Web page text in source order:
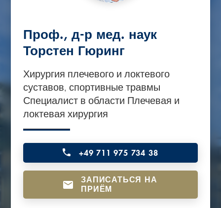
Проф., д-р мед. наук
Торстен Гюринг
Хирургия плечевого и локтевого
суставов, спортивные травмы
Специалист в области Плечевая и
локтевая хирургия
+49 711 975 734 38
ЗАПИСАТЬСЯ НА
ПРИЁМ